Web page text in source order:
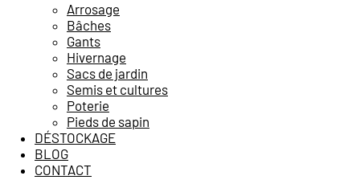
Arrosage
Bâches
Gants
Hivernage
Sacs de jardin
Semis et cultures
Poterie
Pieds de sapin
DÉSTOCKAGE
BLOG
CONTACT